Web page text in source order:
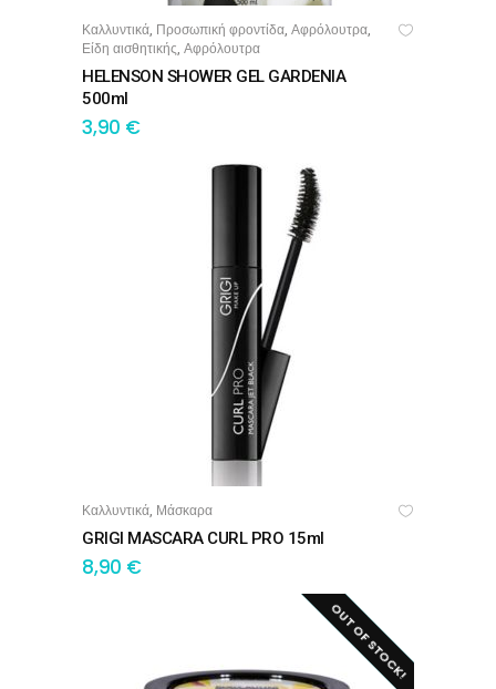
ΠΡΟΣΘΉΚΗ ΣΤΟ ΚΑΛΆΘΙ
Καλλυντικά, Προσωπική φροντίδα, Αφρόλουτρα,
Είδη αισθητικής, Αφρόλουτρα
HELENSON SHOWER GEL GARDENIA
500ml
3,90 €
ΠΡΟΣΘΉΚΗ ΣΤΟ ΚΑΛΆΘΙ
Καλλυντικά, Μάσκαρα
GRIGI MASCARA CURL PRO 15ml
8,90 €
SALE!
OUT OF STOCK!